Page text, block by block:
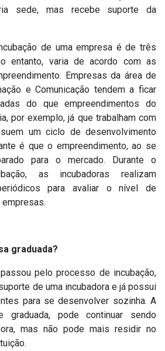
sede, mas recebe suporte da
de uma empresa é de três
entanto, varia de acordo com as
Empresas da área de
e Comunicação tendem a ficar
do que empreendimentos do
por exemplo, já que trabalham com
um ciclo de desenvolvimento
é que o empreendimento, ao se
para o mercado. Durante o
as incubadoras realizam
para avaliar o nível de
graduada?
pelo processo de incubação,
de uma incubadora e já possui
para se desenvolver sozinha. A
graduada, pode continuar sendo
mas não pode mais residir no